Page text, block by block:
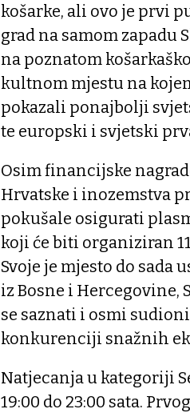
košarke, ali ovo je prvi
grad na samom zapadu
na poznatom
kultnom mjestu na
pokazali ponajbolji
te europski i svjetski
Osim financijske
Hrvatske i inozemstva
pokušale osigurati
koji će biti organiziran
Svoje je mjesto do
iz Bosne i Hercegovine,
se saznati i osmi
konkurenciji snažnih
Natjecanja u kategoriji
19:00 do 23:00 sata.